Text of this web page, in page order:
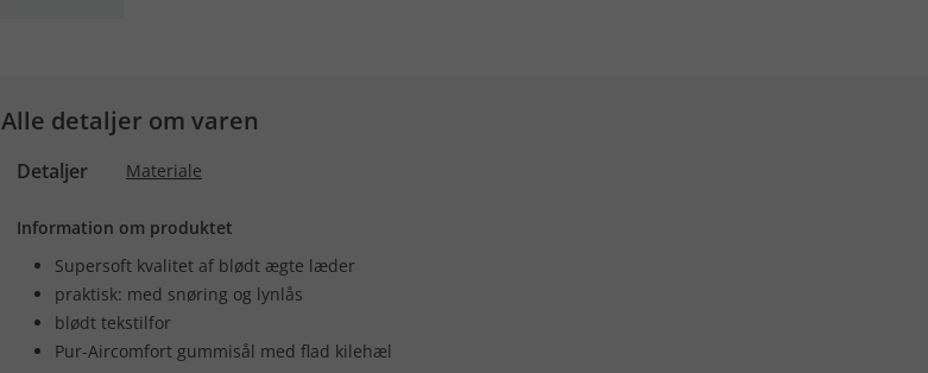
Alle detaljer om varen
Detaljer Materiale
Information om produktet
Supersoft kvalitet af blødt ægte læder
praktisk: med snøring og lynlås
blødt tekstilfor
Pur-Aircomfort gummisål med flad kilehæl